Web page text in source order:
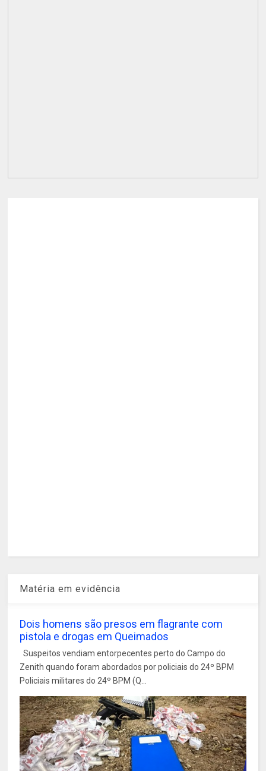
Matéria em evidência
Dois homens são presos em flagrante com
pistola e drogas em Queimados
Suspeitos vendiam entorpecentes perto do Campo do
Zenith quando foram abordados por policiais do 24º BPM
Policiais militares do 24º BPM (Q...